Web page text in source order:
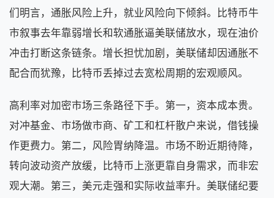
们明言，通胀风险上升，就业风险向下倾斜。比特币牛
市叙事去年靠弱增长和软通胀逼美联储放水，现在油价
冲击打断这条链条。增长担忧加剧，美联储却因通胀不
配合而犹豫，比特币丢掉过去宽松周期的宏观顺风。
高利率对加密市场三条路径下手。第一，资本成本贵。
对冲基金、市场做市商、矿工和杠杆散户来说，借钱操
作更费力。第二，风险胃纳降温。市场不盼近期待降，
转向波动资产放缓，比特币上涨更靠自身需求，而非宏
观大潮。第三，美元走强和实际收益率升。美联储纪要